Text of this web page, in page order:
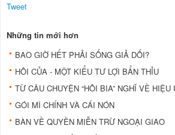
Tweet
Những tin mới hơn
BAO GIỜ HẾT PHẢI SỐNG GIẢ DỐI?
HÔI CỦA - MỘT KIỂU TƯ LỢI BẨN THỈU
TỪ CÂU CHUYỆN “HÔI BIA” NGHĨ VỀ
GÓI MÌ CHÍNH VÀ CÁI NÓN
BÀN VỀ QUYỀN MIỄN TRỪ NGOẠI GIAO